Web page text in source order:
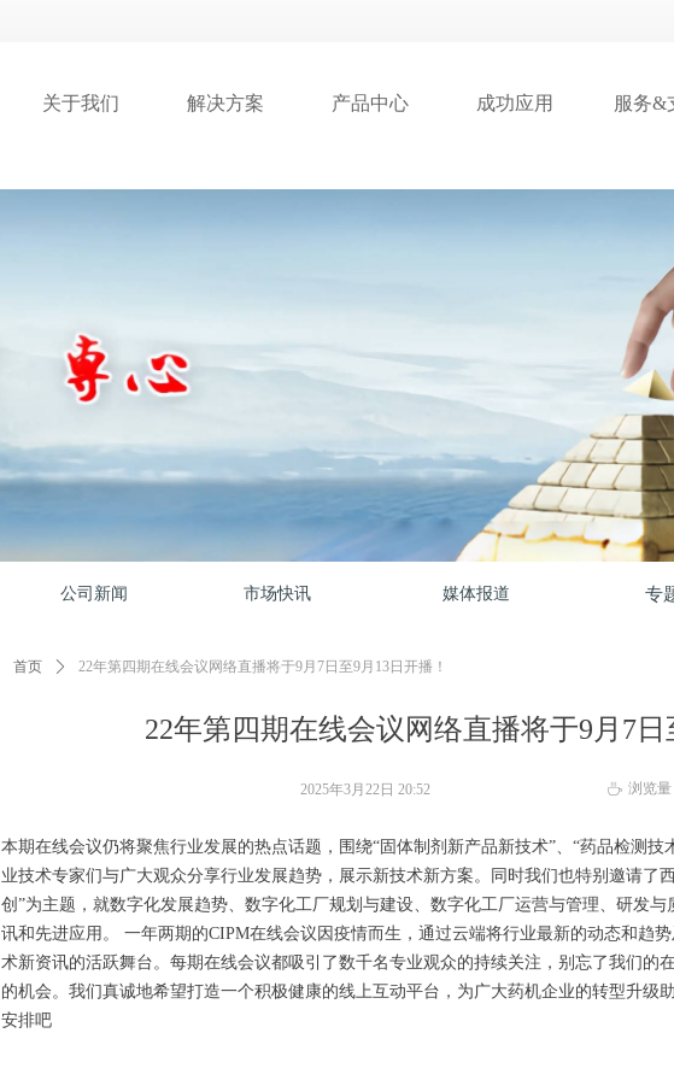
市场快讯
公司新闻 媒体报道 专
关于我们 解决方案 产品中心 成功应用 服务&
22年第四期在线会议网络直播将于9月7日
首页 ꄲ 22年第四期在线会议网络直播将于9月7日至9月13日开播！
本期在线会议仍将聚焦行业发展的热点话题，围绕“固体制剂新产品新技术”、“药品检测技
业技术专家们与广大观众分享行业发展趋势，展示新技术新方案。同时我们也特别邀请了
创”为主题，就数字化发展趋势、数字化工厂规划与建设、数字化工厂运营与管理、研发
讯和先进应用。 一年两期的CIPM在线会议因疫情而生，通过云端将行业最新的动态和趋
术新资讯的活跃舞台。每期在线会议都吸引了数千名专业观众的持续关注，别忘了我们的
的机会。我们真诚地希望打造一个积极健康的线上互动平台，为广大药机企业的转型升级
安排吧
2025年3月22日 20:52 ꄘ 浏览量